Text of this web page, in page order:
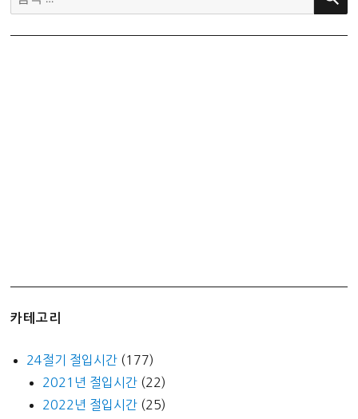
색:
카테고리
24절기 절입시간 (177)
2021년 절입시간 (22)
2022년 절입시간 (25)